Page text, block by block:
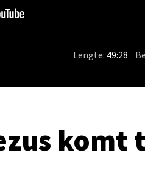
Lengte: 49:28
komt